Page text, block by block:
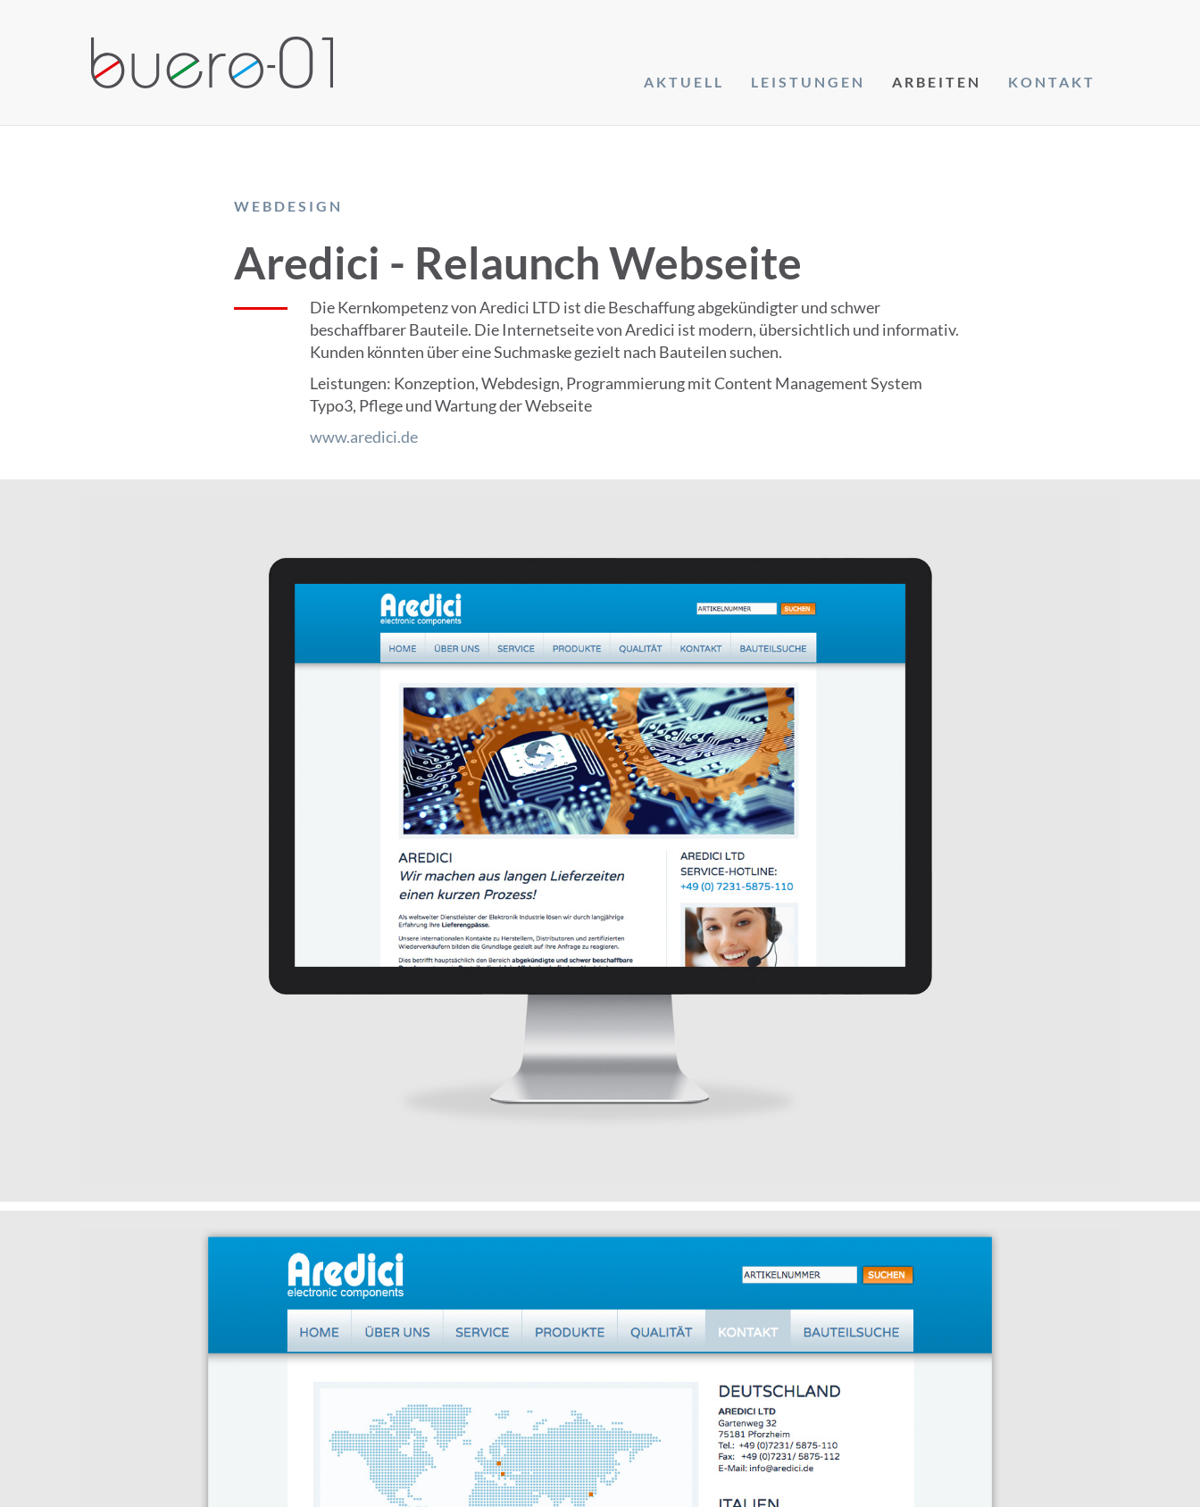
AKTUELL LEISTUNGEN ARBEITEN KONTAKT
WEBDESIGN
Aredici - Relaunch Webseite
Die Kernkompetenz von Aredici LTD ist die Beschaffung abgekündigter und schwer
beschaffbarer Bauteile. Die Internetseite von Aredici ist modern, übersichtlich und informativ.
Kunden könnten über eine Suchmaske gezielt nach Bauteilen suchen.
Leistungen: Konzeption, Webdesign, Programmierung mit Content Management System
Typo3, Pflege und Wartung der Webseite
www.aredici.de